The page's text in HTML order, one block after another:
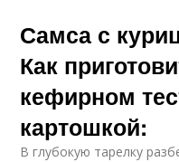
Самса с
Как
кефирном
картошкой:
В глубокую тарелку